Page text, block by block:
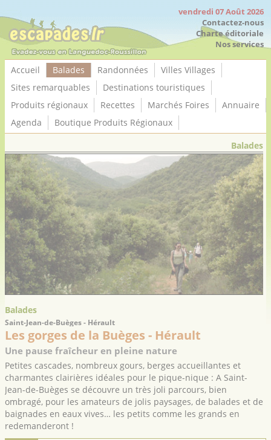
vendredi 07 Août 2026
Contactez-nous
Charte éditoriale
Nos services
Accueil Balades Randonnées
Villes Villages
Sites remarquables
Destinations touristiques
Produits régionaux
Recettes Marchés Foires
Annuaire
Agenda
Boutique Produits Régionaux
Balades
Balades
Saint-Jean-de-Buèges - Hérault
Les gorges de la Buèges - Hérault
Une pause fraîcheur en pleine nature
Petites cascades, nombreux gours, berges accueillantes et
charmantes clairières idéales pour le pique-nique : A Saint-
Jean-de-Buèges se découvre un très joli parcours, bien
ombragé, pour les amateurs de jolis paysages, de balades et de
baignades en eaux vives… les petits comme les grands en
redemanderont !